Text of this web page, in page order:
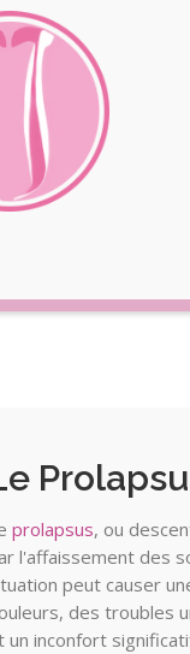
prolapsus, ou
l'affaissement des
peut causer
des troubles
un inconfort